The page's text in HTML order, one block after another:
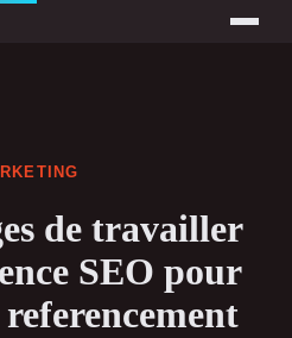
de travailler
SEO pour